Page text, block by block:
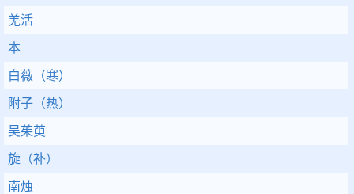
羌活
本
白薇（寒）
附子（热）
吴茱萸
旋（补）
南烛